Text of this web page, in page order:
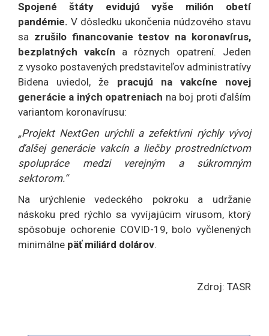
Spojené štáty evidujú vyše milión obetí
pandémie. V dôsledku ukončenia núdzového stavu
sa zrušilo financovanie testov na koronavírus,
bezplatných vakcín a rôznych opatrení. Jeden
z vysoko postavených predstaviteľov administratívy
Bidena uviedol, že pracujú na vakcíne novej
generácie a iných opatreniach na boj proti ďalším
variantom koronavírusu:
„Projekt NextGen urýchli a zefektívni rýchly vývoj
ďalšej generácie vakcín a liečby prostredníctvom
spolupráce medzi verejným a súkromným
sektorom.“
Na urýchlenie vedeckého pokroku a udržanie
náskoku pred rýchlo sa vyvíjajúcim vírusom, ktorý
spôsobuje ochorenie COVID-19, bolo vyčlenených
minimálne päť miliárd dolárov.
Zdroj: TASR